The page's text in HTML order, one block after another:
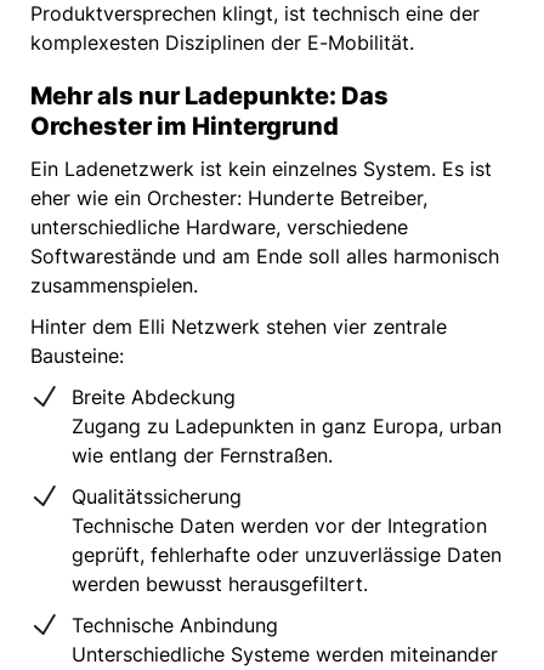
Produktversprechen klingt, ist technisch eine der
komplexesten Disziplinen der E-Mobilität.
Mehr als nur Ladepunkte: Das
Orchester im Hintergrund
Ein Ladenetzwerk ist kein einzelnes System. Es ist
eher wie ein Orchester: Hunderte Betreiber,
unterschiedliche Hardware, verschiedene
Softwarestände und am Ende soll alles harmonisch
zusammenspielen.
Hinter dem Elli Netzwerk stehen vier zentrale
Bausteine:
Breite Abdeckung
Zugang zu Ladepunkten in ganz Europa, urban
wie entlang der Fernstraßen.
Qualitätssicherung
Technische Daten werden vor der Integration
geprüft, fehlerhafte oder unzuverlässige Daten
werden bewusst herausgefiltert.
Technische Anbindung
Unterschiedliche Systeme werden miteinander